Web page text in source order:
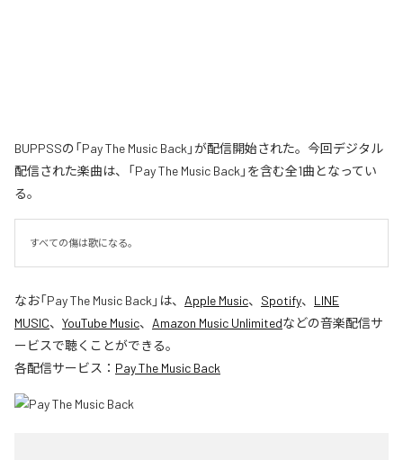
BUPPSSの「Pay The Music Back」が配信開始された。今回デジタル
配信された楽曲は、「Pay The Music Back」を含む全1曲となってい
る。
すべての傷は歌になる。
なお「Pay The Music Back 」は、 Apple Music、 Spotify、 LINE
MUSIC、 YouTube Music、 Amazon Music Unlimitedなどの音楽配信サ
ービスで聴くことができる。
各配信サービス： Pay The Music Back